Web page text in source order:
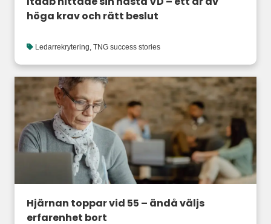
höga krav och rätt beslut
Ledarrekrytering, TNG success stories
Hjärnan toppar vid 55 – ändå väljs
erfarenhet bort